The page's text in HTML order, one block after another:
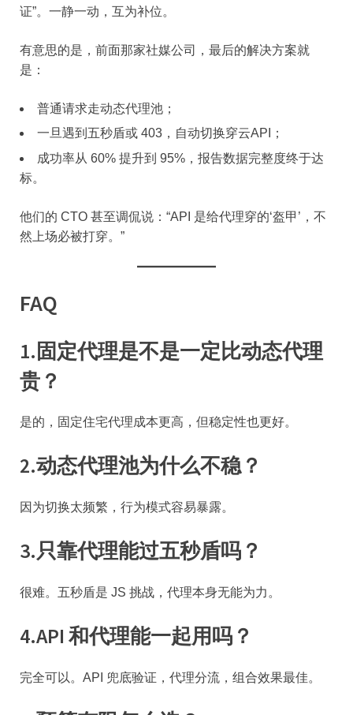
证”。一静一动，互为补位。
有意思的是，前面那家社媒公司，最后的解决方案就
是：
普通请求走动态代理池；
一旦遇到五秒盾或 403，自动切换穿云API；
成功率从 60% 提升到 95%，报告数据完整度终于达
标。
他们的 CTO 甚至调侃说：“API 是给代理穿的‘盔甲’，不
然上场必被打穿。”
FAQ
1.固定代理是不是一定比动态代理
贵？
是的，固定住宅代理成本更高，但稳定性也更好。
2.动态代理池为什么不稳？
因为切换太频繁，行为模式容易暴露。
3.只靠代理能过五秒盾吗？
很难。五秒盾是 JS 挑战，代理本身无能为力。
4.API 和代理能一起用吗？
完全可以。API 兜底验证，代理分流，组合效果最佳。